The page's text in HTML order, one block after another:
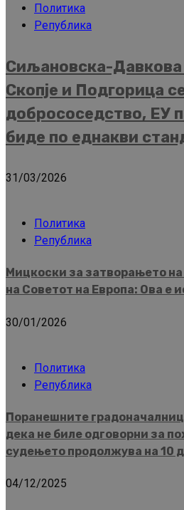
Политика
Република
Сиљановска-
Скопје и Подгорица
добрососедство, ЕУ
биде по еднакви
31/03/2026
Политика
Република
Мицкоски за затворањето
на Советот на Европа: Ова е
30/01/2026
Политика
Република
Поранешните
дека не биле одговорни за
судењето продолжува на 10
04/12/2025